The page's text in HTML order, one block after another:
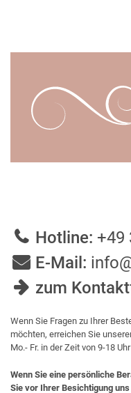
Hotline: +49
E-Mail:
zum
Wenn Sie Fragen zu Ihrer
möchten, erreichen Sie
Mo.- Fr. in der Zeit von 9-18
Wenn Sie eine persönliche
Sie vor Ihrer Besichtigung